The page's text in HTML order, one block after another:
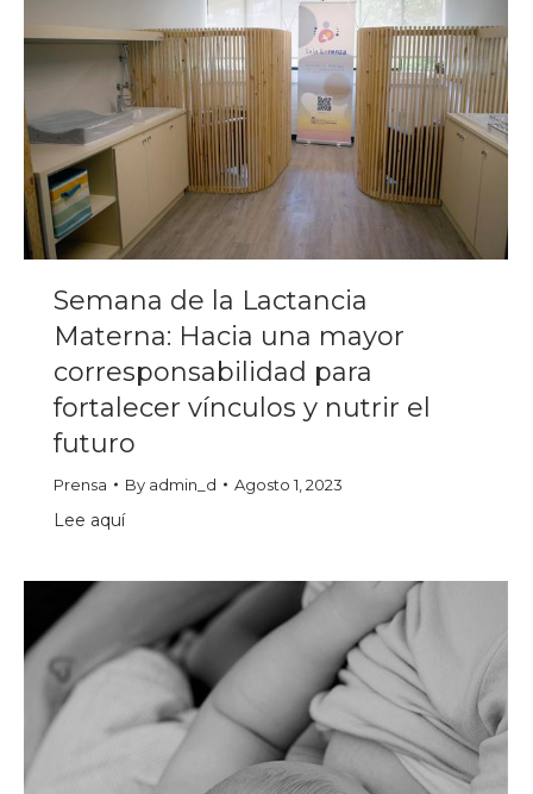
Semana de la Lactancia
Materna: Hacia una mayor
corresponsabilidad para
fortalecer vínculos y nutrir el
futuro
Prensa By admin_d Agosto 1, 2023
Lee aquí